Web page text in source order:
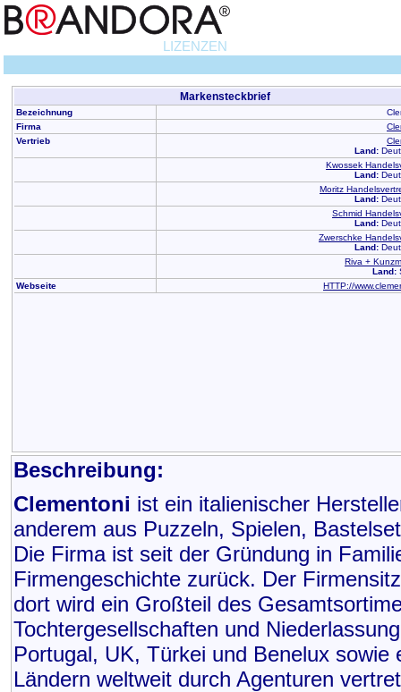
LIZENZEN
Markensteckbrief
Bezeichnung
Firma
Vertrieb
Land:
Kwossek
Land:
Moritz
Land:
Schmid
Land:
Zwerschke
Land:
Riva +
Land:
Webseite
HTTP://
Beschreibung:
Clementoni ist ein italienischer
anderem aus Puzzeln, Spielen,
Die Firma ist seit der Gründung in
Firmengeschichte zurück. Der
dort wird ein Großteil des
Tochtergesellschaften und
Portugal, UK, Türkei und Benelux
Ländern weltweit durch Agenturen